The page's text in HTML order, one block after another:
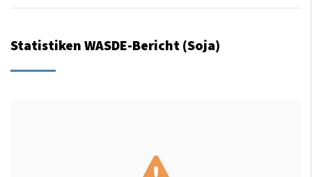
Statistiken WASDE-Bericht (Soja)